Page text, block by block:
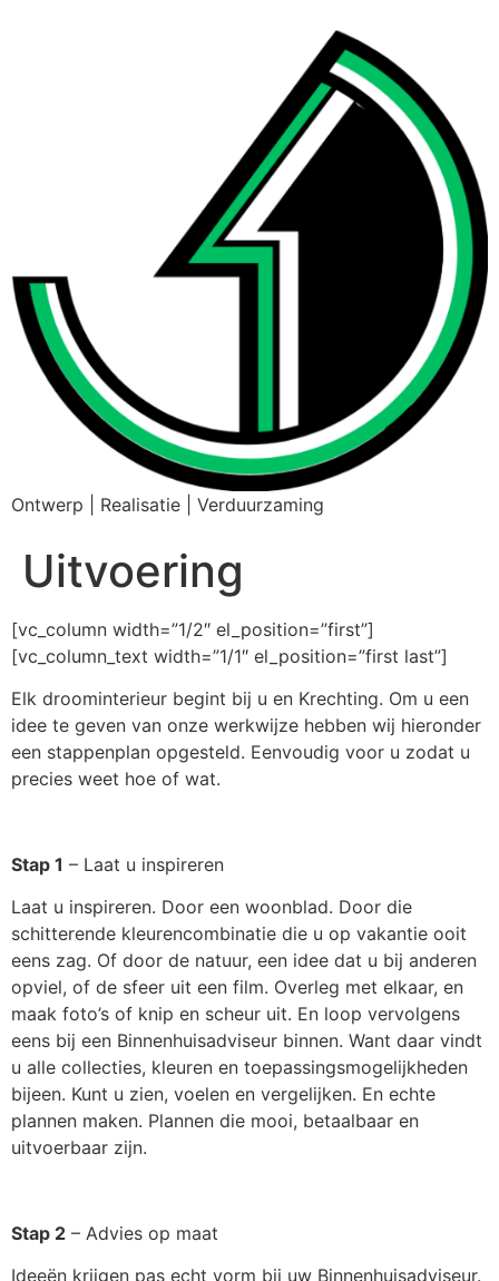
Ontwerp | Realisatie | Verduurzaming
Uitvoering
[vc_column width=”1/2″ el_position=”first”]
[vc_column_text width=”1/1″ el_position=”first last”]
Elk droominterieur begint bij u en Krechting. Om u een
idee te geven van onze werkwijze hebben wij hieronder
een stappenplan opgesteld. Eenvoudig voor u zodat u
precies weet hoe of wat.
Stap 1 – Laat u inspireren
Laat u inspireren. Door een woonblad. Door die
schitterende kleurencombinatie die u op vakantie ooit
eens zag. Of door de natuur, een idee dat u bij anderen
opviel, of de sfeer uit een film. Overleg met elkaar, en
maak foto’s of knip en scheur uit. En loop vervolgens
eens bij een Binnenhuisadviseur binnen. Want daar vindt
u alle collecties, kleuren en toepassingsmogelijkheden
bijeen. Kunt u zien, voelen en vergelijken. En echte
plannen maken. Plannen die mooi, betaalbaar en
uitvoerbaar zijn.
Stap 2 – Advies op maat
Ideeën krijgen pas echt vorm bij uw Binnenhuisadviseur.